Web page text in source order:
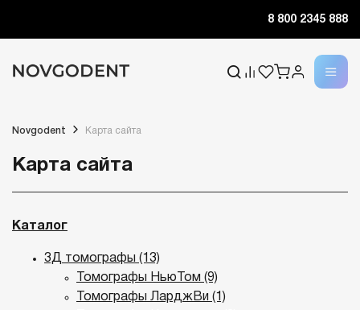
8 800 2345 888
Novgodent Карта сайта
Карта сайта
Каталог
3Д томографы (13)
Томографы НьюТом (9)
Томографы ЛарджВи (1)